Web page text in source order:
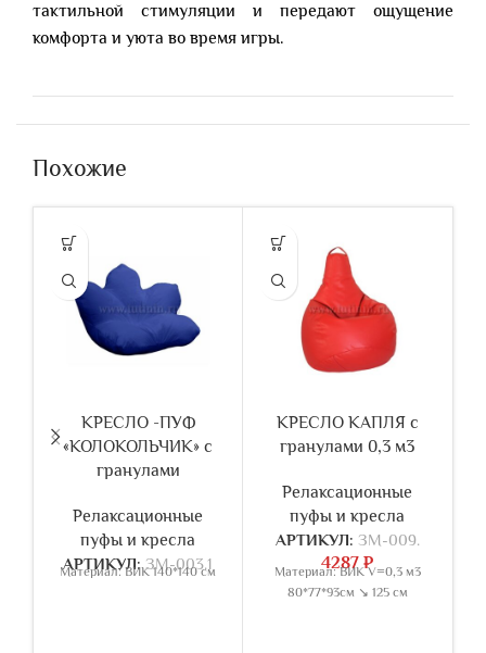
тактильной стимуляции и передают ощущение
комфорта и уюта во время игры.
Похожие
КРЕСЛО -ПУФ
«КОЛОКОЛЬЧИК» с
гранулами
Релаксационные
пуфы и кресла
АРТИКУЛ:ЗМ-003.1
Материал: ВИК 140*140 см
КРЕСЛО КАПЛЯ с
гранулами 0,3 м3
Релаксационные
пуфы и кресла
АРТИКУЛ: ЗМ-009.
4287₽
Материал: ВИК V=0,3 м3
80*77*93см ↘ 125 см